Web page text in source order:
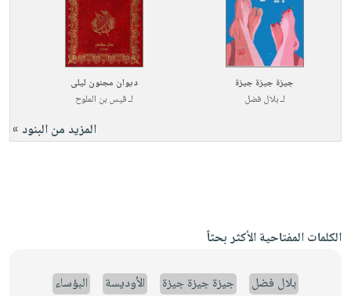
جيزة جيزة جيزة
لـبلال فضل
ديوان مجنون ليلى
لـقيس بن الملوح
المزيد من البنود »
الكلمات المفتاحية الأكثر بحثاً
بلال فضل جيزة جيزة جيزة الأوديسة
البؤساء